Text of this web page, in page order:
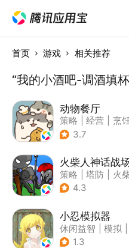
首页 游戏 相关推荐
“我的小酒吧-调酒填
动物餐厅
策略 经营
烹
| 宠物
3.7
火柴人神话战
策略 塔防
火
| 休闲益智
4.3
小忍模拟器
休闲益智 模拟
| 女性向
1.3